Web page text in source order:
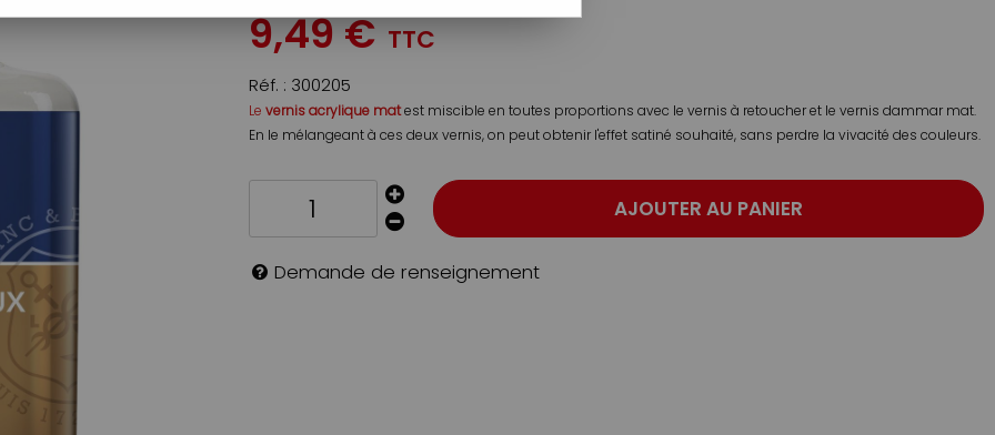
9,49€TTC
Réf. : 300205
Le vernis acrylique matest miscible en toutes proportions avec le vernis à retoucher et le vernis dammar mat.
En le mélangeant à ces deux vernis, on peut obtenir l'effet satiné souhaité, sans perdre la vivacité des couleurs.
AJOUTER AU PANIER
Demande de renseignement